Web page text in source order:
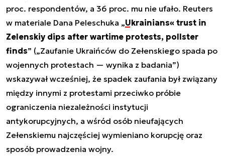
proc. respondentów, a 36 proc. mu nie ufało. Reuters
w materiale Dana Peleschuka „Ukrainians« trust in
Zelenskiy dips after wartime protests, pollster
finds” („Zaufanie Ukraińców do Zełenskiego spada po
wojennych protestach — wynika z badania”)
wskazywał wcześniej, że spadek zaufania był związany
między innymi z protestami przeciwko próbie
ograniczenia niezależności instytucji
antykorupcyjnych, a wśród osób nieufających
Zełenskiemu najczęściej wymieniano korupcję oraz
sposób prowadzenia wojny.